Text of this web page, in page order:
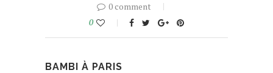
0 comment
0
BAMBI À PARIS